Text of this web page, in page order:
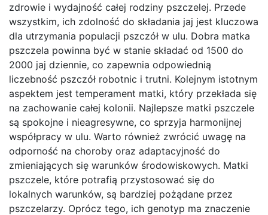
zdrowie i wydajność całej rodziny pszczelej. Przede
wszystkim, ich zdolność do składania jaj jest kluczowa
dla utrzymania populacji pszczół w ulu. Dobra matka
pszczela powinna być w stanie składać od 1500 do
2000 jaj dziennie, co zapewnia odpowiednią
liczebność pszczół robotnic i trutni. Kolejnym istotnym
aspektem jest temperament matki, który przekłada się
na zachowanie całej kolonii. Najlepsze matki pszczele
są spokojne i nieagresywne, co sprzyja harmonijnej
współpracy w ulu. Warto również zwrócić uwagę na
odporność na choroby oraz adaptacyjność do
zmieniających się warunków środowiskowych. Matki
pszczele, które potrafią przystosować się do
lokalnych warunków, są bardziej pożądane przez
pszczelarzy. Oprócz tego, ich genotyp ma znaczenie